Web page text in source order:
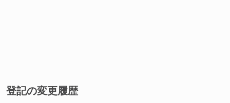
登記の変更履歴